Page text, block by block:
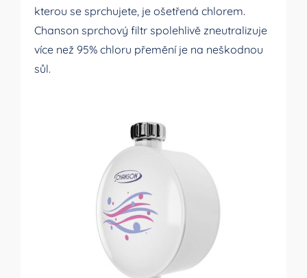
kterou se sprchujete, je ošetřená chlorem.
Chanson sprchový filtr spolehlivě zneutralizuje
více než 95% chloru přemění je na neškodnou
sůl.